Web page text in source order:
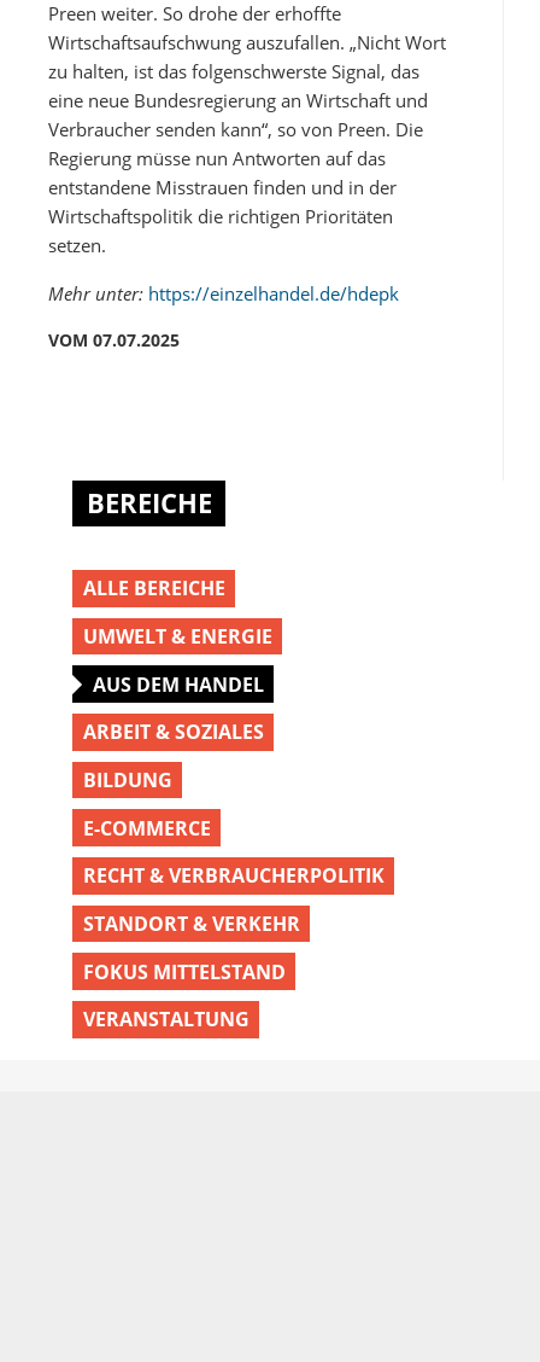
Preen weiter. So drohe der erhoffte
Wirtschaftsaufschwung auszufallen. „Nicht Wort
zu halten, ist das folgenschwerste Signal, das
eine neue Bundesregierung an Wirtschaft und
Verbraucher senden kann“, so von Preen. Die
Regierung müsse nun Antworten auf das
entstandene Misstrauen finden und in der
Wirtschaftspolitik die richtigen Prioritäten
setzen.
Mehr unter: https://einzelhandel.de/hdepk
VOM 07.07.2025
BEREICHE
ALLE BEREICHE
UMWELT & ENERGIE
AUS DEM HANDEL
ARBEIT & SOZIALES
BILDUNG
E-COMMERCE
RECHT & VERBRAUCHERPOLITIK
STANDORT & VERKEHR
FOKUS MITTELSTAND
VERANSTALTUNG